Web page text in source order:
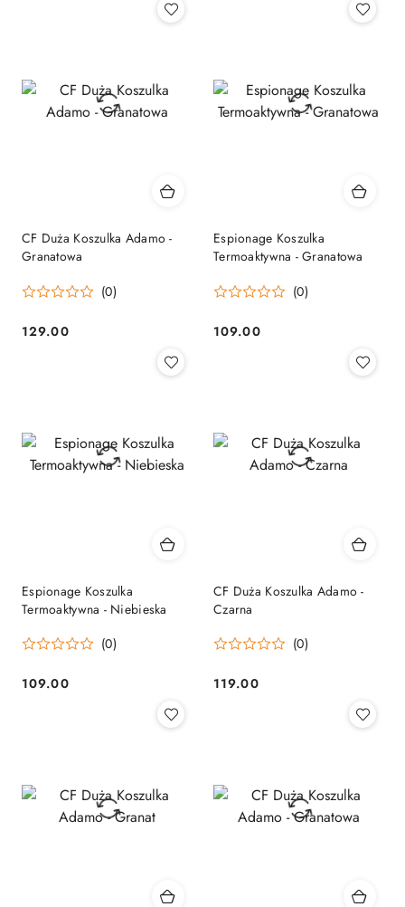
CF Duża Koszulka Adamo -
Granatowa
(0)
Cena:
129.00
Espionage Koszulka
Termoaktywna - Granatowa
(0)
Cena:
109.00
Espionage Koszulka
Termoaktywna - Niebieska
(0)
Cena:
109.00
CF Duża Koszulka Adamo -
Czarna
(0)
Cena:
119.00